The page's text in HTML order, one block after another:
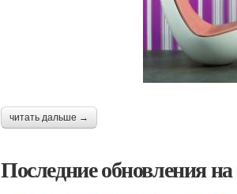
читать дальше →
Последние обновления на